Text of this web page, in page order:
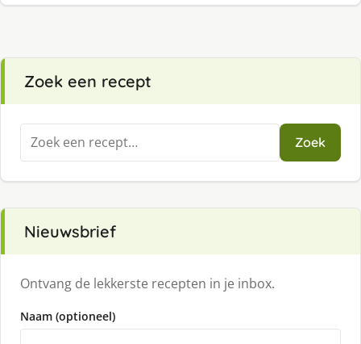
Zoek een recept
Zoeken
naar:
Zoek
Nieuwsbrief
Ontvang de lekkerste recepten in je inbox.
Naam (optioneel)